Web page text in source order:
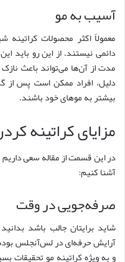
آسیب به مو
معمولاً اکثر محصولات کراتینه
دائمی نیستند. از این رو باید
مدت از آن‌ها می‌تواند باعث
دلیل، افراد ممکن است پس
بیشتر به موهای خود باشند.
مزایای کراتینه
در این قسمت از مقاله سعی داریم
آشنا کنیم:
صرفه‌جویی در وقت
شاید برایتان جالب باشد
آرایش حرفه‌ای در لس‌آنجلس
و به ویژه کراتینه مو تحقیقات